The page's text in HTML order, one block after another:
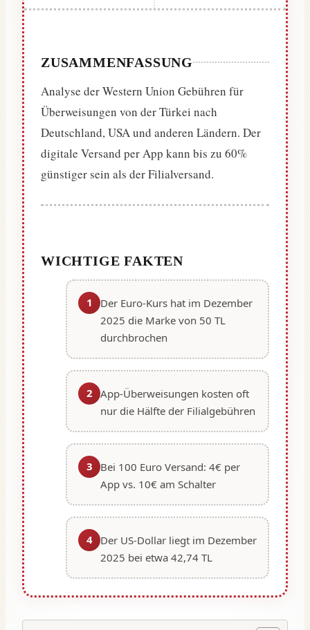
ZUSAMMENFASSUNG
Analyse der Western Union Gebühren für
Überweisungen von der Türkei nach
Deutschland, USA und anderen Ländern. Der
digitale Versand per App kann bis zu 60%
günstiger sein als der Filialversand.
WICHTIGE FAKTEN
1
Der Euro-Kurs hat im Dezember
2025 die Marke von 50 TL
durchbrochen
2 App-Überweisungen kosten oft
nur die Hälfte der Filialgebühren
3
Bei 100 Euro Versand: 4€ per
App vs. 10€ am Schalter
4
Der US-Dollar liegt im Dezember
2025 bei etwa 42,74 TL